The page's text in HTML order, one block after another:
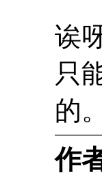
诶
只
的
作